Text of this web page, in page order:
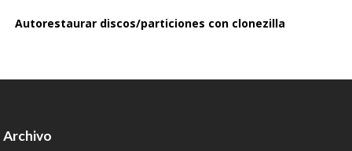
Autorestaurar discos/particiones con clonezilla
Archivo